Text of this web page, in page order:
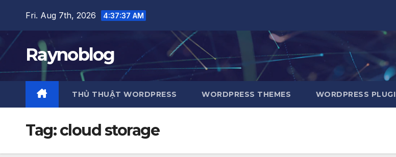
content
Fri. Aug 7th, 2026 4:37:37 AM
Raynoblog
THỦ THUẬT WORDPRESS WORDPRESS THEMES WORDPRESS
Tag:cloud storage